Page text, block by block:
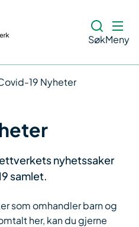
SøkMeny
19 Nyheter
nyhetssaker
samlet.
som omhandler barn og
her, kan du gjerne